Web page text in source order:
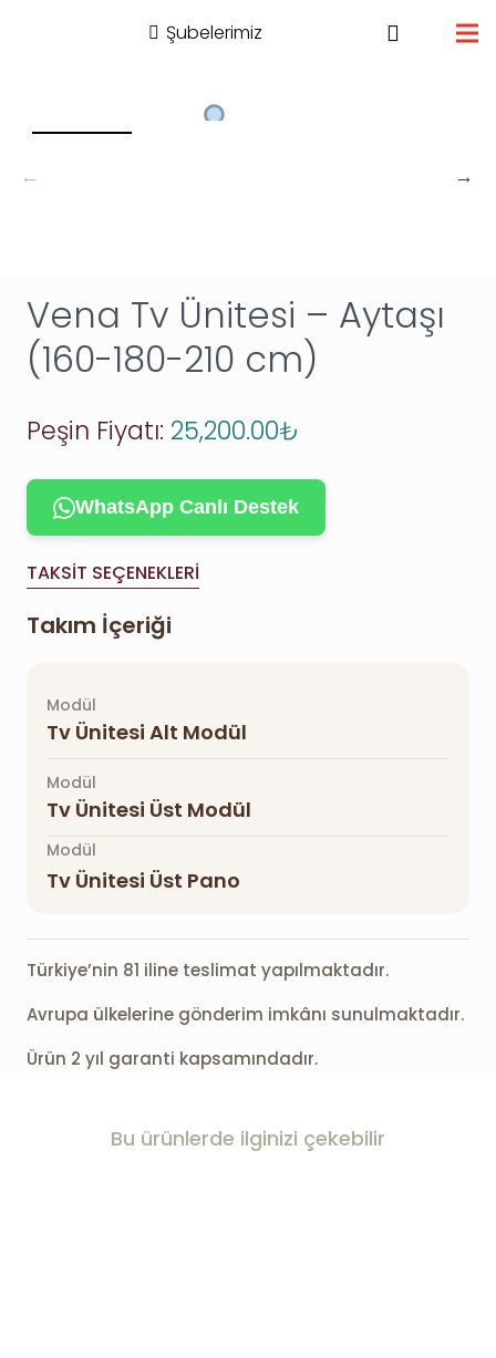
Şubelerimiz
Vena Tv Ünitesi – Aytaşı
(160-180-210 cm)
Peşin Fiyatı: 25,200.00₺
WhatsApp Canlı Destek
TAKSIT SEÇENEKLERI
Takım İçeriği
Modül
Tv Ünitesi Alt Modül
Modül
Tv Ünitesi Üst Modül
Modül
Tv Ünitesi Üst Pano
Türkiye’nin 81 iline teslimat yapılmaktadır.
Avrupa ülkelerine gönderim imkânı sunulmaktadır.
Ürün 2 yıl garanti kapsamındadır.
Bu ürünlerde ilginizi çekebilir